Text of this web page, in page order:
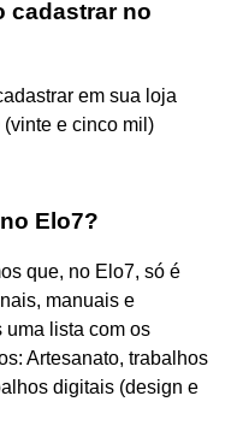
cadastrar no
em sua loja
e cinco mil)
Elo7?
que, no Elo7, só é
manuais e
uma lista com os
Artesanato, trabalhos
digitais (design e